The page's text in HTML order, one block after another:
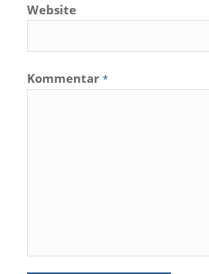
Website
Kommentar *